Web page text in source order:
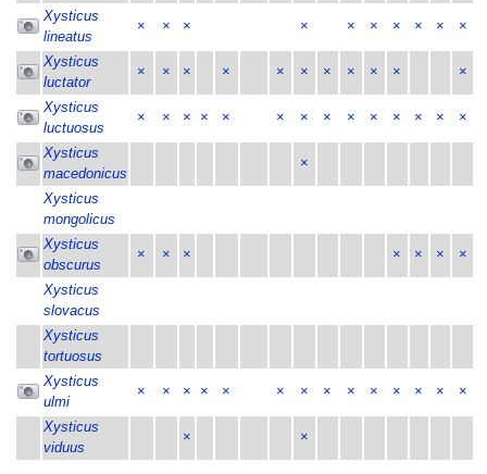
Xysticus
lineatus
× × × × × × × × × ×
Xysticus
luctator
× × × × × × × × × × ×
Xysticus
luctuosus
× × × × × × × × × × × × × ×
Xysticus
macedonicus
×
Xysticus
mongolicus
Xysticus
obscurus
× × × × × × ×
Xysticus
slovacus
Xysticus
tortuosus
Xysticus
ulmi
× × × × × × × × × × × × × ×
Xysticus
viduus
× ×